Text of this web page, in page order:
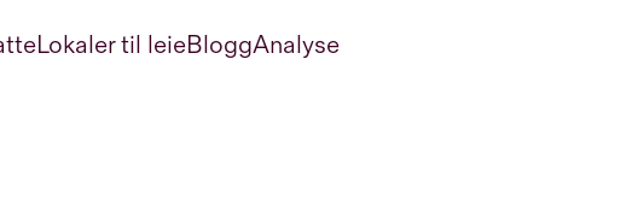
Lokaler til leieBloggAnalyse